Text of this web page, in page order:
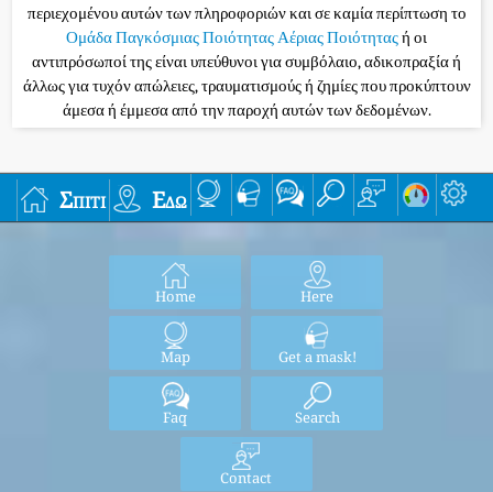
περιεχομένου αυτών των πληροφοριών και σε καμία περίπτωση το
Ομάδα Παγκόσμιας Ποιότητας Αέριας Ποιότηταςή οι
αντιπρόσωποί της είναι υπεύθυνοι για συμβόλαιο, αδικοπραξία ή
άλλως για τυχόν απώλειες, τραυματισμούς ή ζημίες που προκύπτουν
άμεσα ή έμμεσα από την παροχή αυτών των δεδομένων.
Σπίτι Εδώ
Home Here
Map Get a mask!
Faq Search
Contact